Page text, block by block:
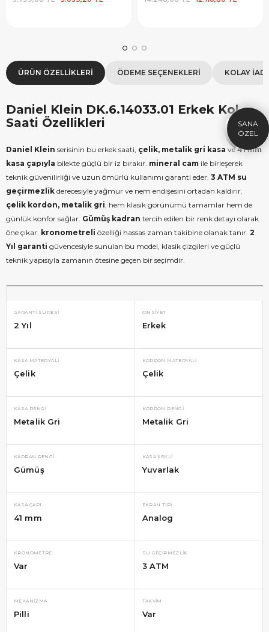
ÜRÜN ÖZELLIKLERI ÖDEME SEÇENEKLERI KOLAY
Daniel Klein DK.6.14033.01 Erkek Kol
Saati Özellikleri
Daniel Klein serisinin bu erkek saati, çelik, metalik gri kasa ve41 mm
kasa çapıyla bilekte güçlü bir iz bırakır. mineral cam ile birleşerek
teknik güvenilirliği ve uzun ömürlü kullanımı garanti eder. 3 ATM su
geçirmezlik derecesiyle yağmur ve nem endişesini ortadan kaldırır.
çelik kordon, metalik gri , hem klasik görünümü tamamlar hem de
günlük konfor sağlar. Gümüş kadran tercih edilen bir renk detayı olarak
öne çıkar. kronometreli özelliği hassas zaman takibine olanak tanır. 2
Yıl garanti güvencesiyle sunulan bu model, klasik çizgileri ve güçlü
teknik yapısıyla zamanın ötesine geçen bir seçimdir.
GARANTI SÜRESI
2 Yıl
CINSIYET
Erkek
KASA MATERYALI
Çelik
KORDON MATERYALI
Çelik
KASA RENGI
Metalik Gri
KORDON RENGI
Metalik Gri
KADRAN RENGI
Gümüş
KASA ŞEKLI
Yuvarlak
KASA ÇAPI
41 mm
EKRAN TIPI
Analog
KRONOMETRE
Var
SU GEÇIRMEZLIK
3 ATM
MEKANIZMA
Pilli
TAKVIM
Var
HEDIYE
ÇEKI
SEPETTE İNDİRİM×
HEDIYE1000